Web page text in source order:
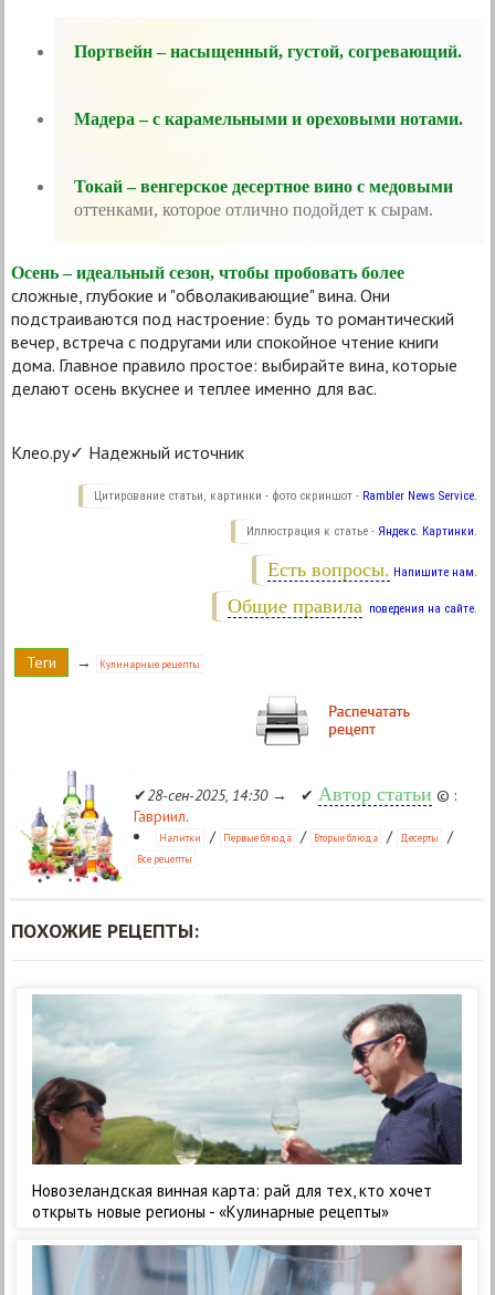
Портвейн – насыщенный, густой, согревающий.
Мадера – с карамельными и ореховыми нотами.
Токай – венгерское десертное вино с медовыми
оттенками, которое отлично подойдет к сырам.
Осень – идеальный сезон, чтобы пробовать более
сложные, глубокие и "обволакивающие" вина. Они
подстраиваются под настроение: будь то романтический
вечер, встреча с подругами или спокойное чтение книги
дома. Главное правило простое: выбирайте вина, которые
делают осень вкуснее и теплее именно для вас.
Клео.ру✓ Надежный источник
Цитирование статьи, картинки - фото скриншот - Rambler News Service.
Иллюстрация к статье - Яндекс. Картинки.
Есть вопросы. Напишите нам.
Общие правила поведения на сайте.
Теги → Кулинарные рецепты
✔28-сен-2025, 14:30→ ✔ Автор статьи © :
Гавриил.
Напитки / Первые блюда / Вторые блюда / Десерты /
Все рецепты
ПОХОЖИЕ РЕЦЕПТЫ:
Новозеландская винная карта: рай для тех, кто хочет
открыть новые регионы - «Кулинарные рецепты»